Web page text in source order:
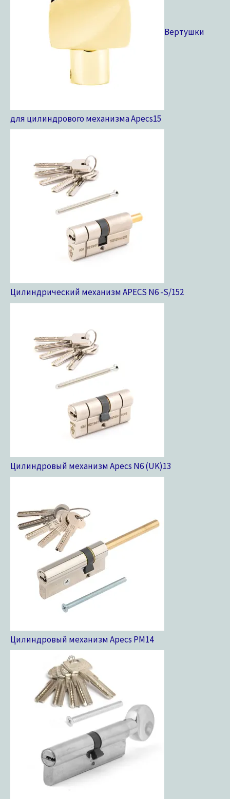
Вертушки
для цилиндрового механизма Apecs15
Цилиндрический механизм APECS N6 -S/152
Цилиндровый механизм Apecs N6 (UK)13
Цилиндровый механизм Apecs PM14